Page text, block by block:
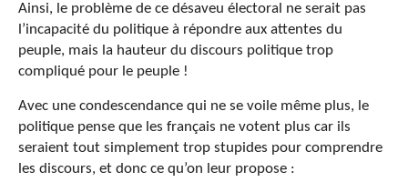
Ainsi, le problème de ce désaveu électoral ne serait pas
l’incapacité du politique à répondre aux attentes du
peuple, mais la hauteur du discours politique trop
compliqué pour le peuple !
Avec une condescendance qui ne se voile même plus, le
politique pense que les français ne votent plus car ils
seraient tout simplement trop stupides pour comprendre
les discours, et donc ce qu’on leur propose :